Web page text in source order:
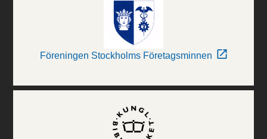
Föreningen Stockholms Företagsminnen